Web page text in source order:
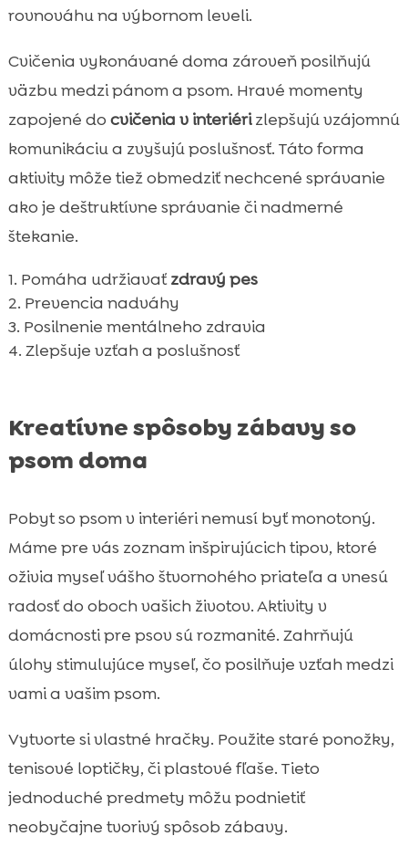
rovnováhu na výbornom leveli.
Cvičenia vykonávané doma zároveň posilňujú
väzbu medzi pánom a psom. Hravé momenty
zapojené do cvičenia v interiérizlepšujú vzájomnú
komunikáciu a zvyšujú poslušnosť. Táto forma
aktivity môže tiež obmedziť nechcené správanie
ako je deštruktívne správanie či nadmerné
štekanie.
Pomáha udržiavaťzdravý pes
Prevencia nadváhy
Posilnenie mentálneho zdravia
Zlepšuje vzťah a poslušnosť
Kreatívne spôsoby zábavy so
psom doma
Pobyt so psom v interiéri nemusí byť monotoný.
Máme pre vás zoznam inšpirujúcich tipov, ktoré
oživia myseľ vášho štvornohého priateľa a vnesú
radosť do oboch vašich životov. Aktivity v
domácnosti pre psov sú rozmanité. Zahrňujú
úlohy stimulujúce myseľ, čo posilňuje vzťah medzi
vami a vašim psom.
Vytvorte si vlastné hračky. Použite staré ponožky,
tenisové loptičky, či plastové fľaše. Tieto
jednoduché predmety môžu podnietiť
neobyčajne tvorivý spôsob zábavy.